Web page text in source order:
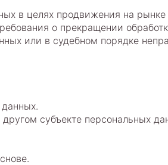
в целях продвижения на рынке
о прекращении
или в судебном порядке
субъекте персональных